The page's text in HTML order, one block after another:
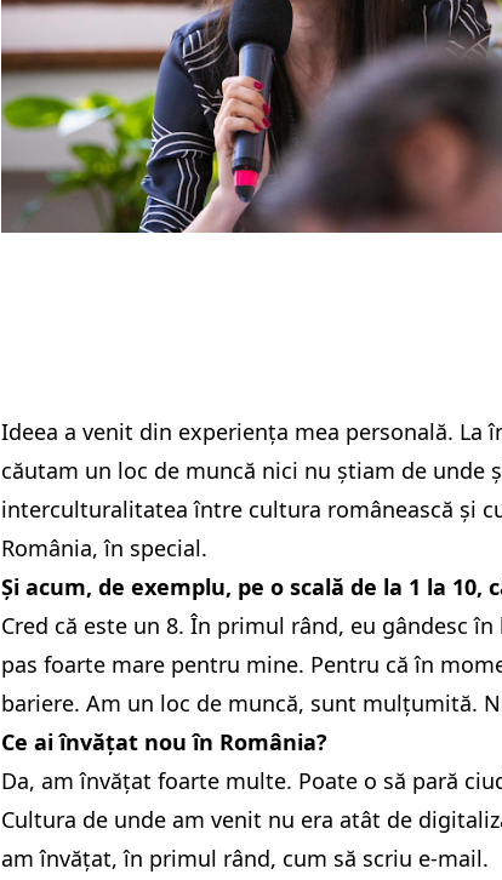
Ideea a venit din experiența mea personală. La
căutam un loc de muncă nici nu știam de unde
interculturalitatea între cultura românească și
România, în special.
Și acum, de exemplu, pe o scală de la 1 la
Cred că este un 8. În primul rând, eu gândesc
pas foarte mare pentru mine. Pentru că în
bariere. Am un loc de muncă, sunt mulțumită.
Ce ai învățat nou în România?
Da, am învățat foarte multe. Poate o să pară
Cultura de unde am venit nu era atât de
am învățat, în primul rând, cum să scriu e-mail.